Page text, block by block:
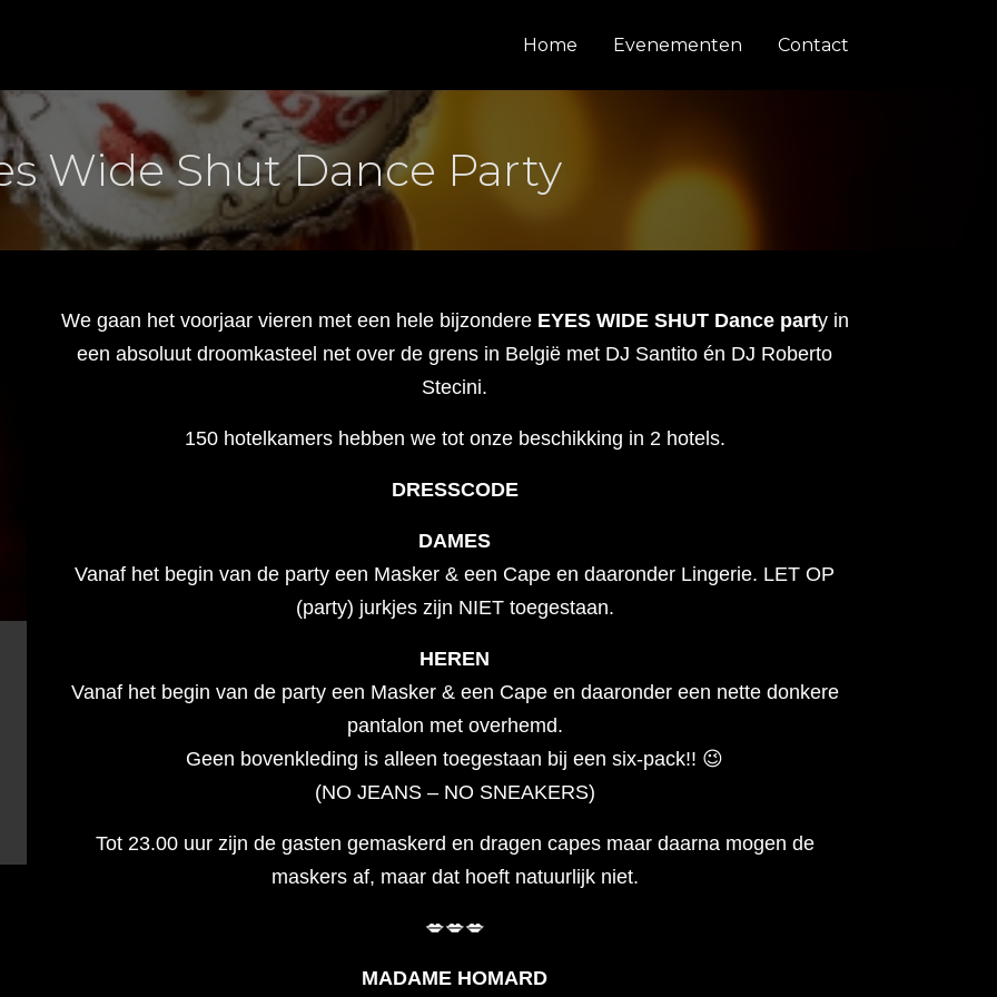
Home Evenementen Contact
Wide Shut Dance Party
We gaan het voorjaar vieren met een hele bijzondere EYES WIDE SHUT Dance party in
een absoluut droomkasteel net over de grens in België met DJ Santito én DJ Roberto
Stecini.
150 hotelkamers hebben we tot onze beschikking in 2 hotels.
DRESSCODE
DAMES
Vanaf het begin van de party een Masker & een Cape en daaronder Lingerie. LET OP
(party) jurkjes zijn NIET toegestaan.
HEREN
Vanaf het begin van de party een Masker & een Cape en daaronder een nette donkere
pantalon met overhemd.
Geen bovenkleding is alleen toegestaan bij een six-pack!! 😉
(NO JEANS – NO SNEAKERS)
Tot 23.00 uur zijn de gasten gemaskerd en dragen capes maar daarna mogen de
maskers af, maar dat hoeft natuurlijk niet.
💋💋💋
MADAME HOMARD